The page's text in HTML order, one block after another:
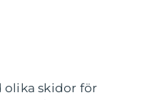
olika skidor för